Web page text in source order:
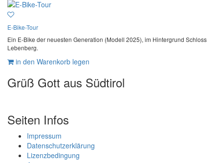
E-Bike-Tour
Ein E-Bike der neuesten Generation (Modell 2025), im Hintergrund Schloss
Lebenberg.
in den Warenkorb legen
Grüß Gott aus Südtirol
Seiten Infos
Impressum
Datenschutzerklärung
Lizenzbedingung